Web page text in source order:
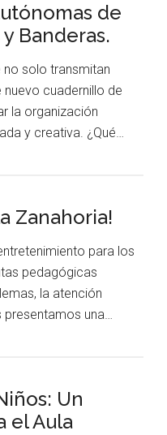
de
Banderas.
no solo transmitan
cuadernillo de
la organización
y creativa. ¿Qué…
Zanahoria!
para los
pedagógicas
la atención
presentamos una…
Un
el Aula